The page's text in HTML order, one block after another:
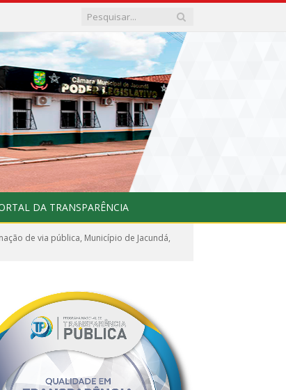
DA TRANSPARÊNCIA
de via pública, Município de Jacundá,